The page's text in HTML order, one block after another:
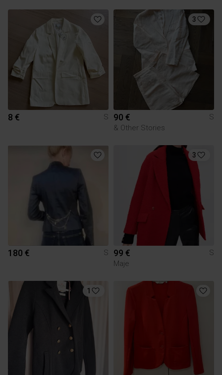
8 € S
3
90 €
S
& Other Stories
180 € S
3
99 €
S
Maje
1